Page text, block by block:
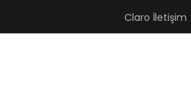
Claro İletişim